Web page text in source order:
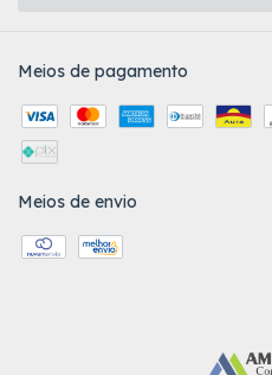
Meios de pagamento
Meios de envio